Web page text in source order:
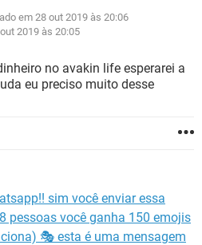
GMAIL
EXCEL
WHATSAPP
EXCEL
WHATSAPP
FACEBOOK
em 28 out 2019 às 20:06
2019 às 20:05
no avakin life esperarei a
eu preciso muito desse
sim você enviar essa
pessoas você ganha 150 emojis
🎭 esta é uma mensagem